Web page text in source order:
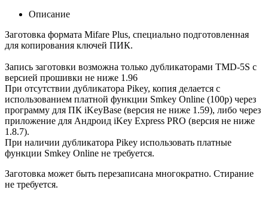
Описание
Заготовка формата Mifare Plus, специально подготовленная
для копирования ключей ПИК.
Запись заготовки возможна только дубликаторами TMD-5S с
версией прошивки не ниже 1.96
При отсутствии дубликатора Pikey, копия делается с
использованием платной функции Smkey Online (100р) через
программу для ПК iKeyBase (версия не ниже 1.59), либо через
приложение для Андроид iKey Express PRO (версия не ниже
1.8.7).
При наличии дубликатора Pikey использовать платные
функции Smkey Online не требуется.
Заготовка может быть перезаписана многократно. Стирание
не требуется.